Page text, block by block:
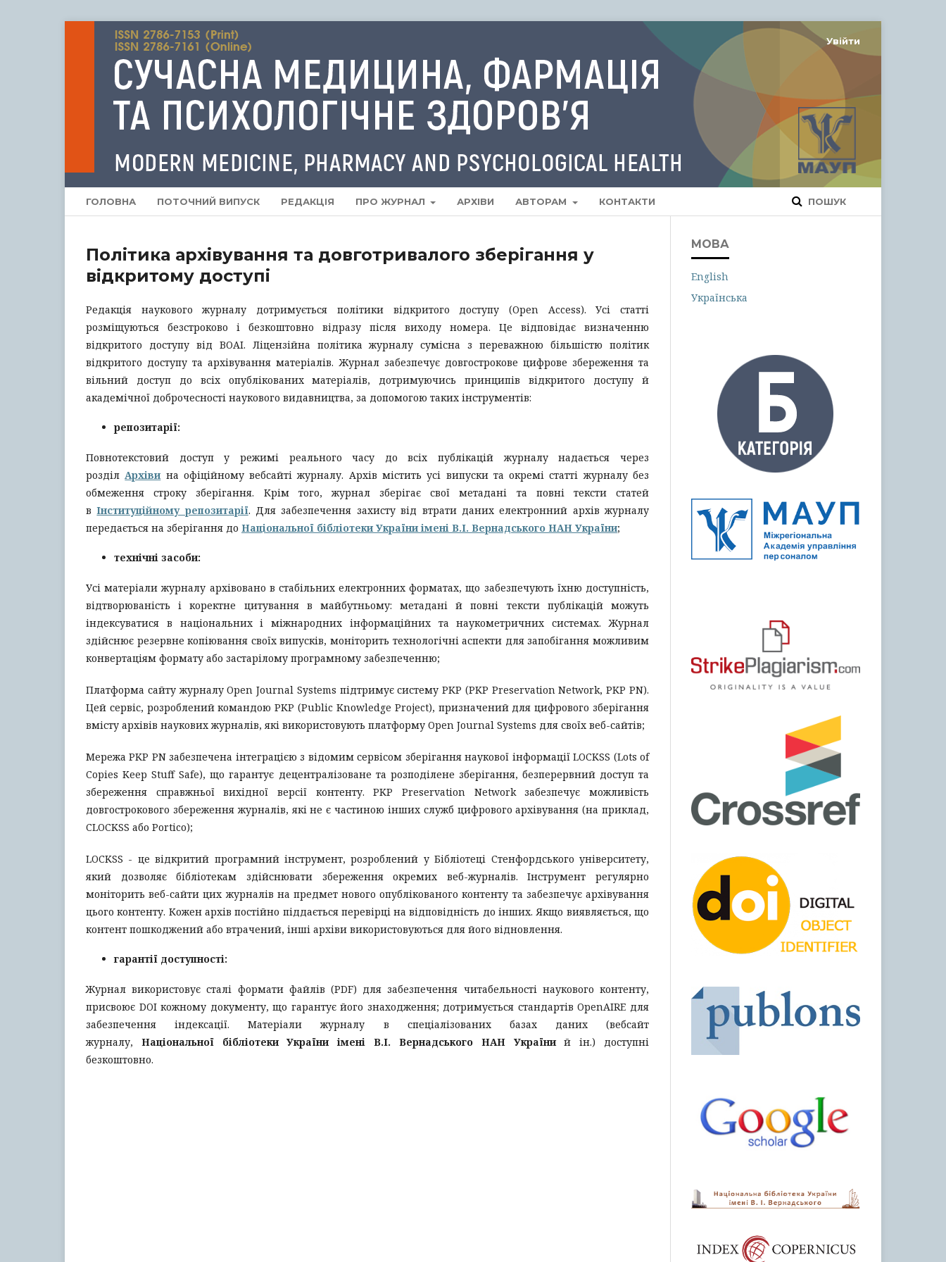
ГОЛОВНА ПОТОЧНИЙ ВИПУСК РЕДАКЦІЯ ПРО ЖУРНАЛ АРХІВИ АВТОРАМ КОНТАКТИ ПОШУК
Увійти
Політика архівування та довготривалого зберігання у
відкритому доступі
Редакція наукового журналу дотримується політики відкритого доступу (Open Access). Усі статті
розміщуються безстроково і безкоштовно відразу після виходу номера. Це відповідає визначенню
відкритого доступу від BOAI. Ліцензійна політика журналу сумісна з переважною більшістю політик
відкритого доступу та архівування матеріалів. Журнал забезпечує довгострокове цифрове збереження та
вільний доступ до всіх опублікованих матеріалів, дотримуючись принципів відкритого доступу й
академічної доброчесності наукового видавництва, за допомогою таких інструментів:
репозитарії:
Повнотекстовий доступ у режимі реального часу до всіх публікацій журналу надається через
розділАрхівина офіційному вебсайті журналу. Архів містить усі випуски та окремі статті журналу без
обмеження строку зберігання. Крім того, журнал зберігає свої метадані та повні тексти статей
вІнституційному репозитарії. Для забезпечення захисту від втрати даних електронний архів журналу
передається на зберігання до Національної бібліотеки України імені В.І. Вернадського НАН України;
технічні засоби:
Усі матеріали журналу архівовано в стабільних електронних форматах, що забезпечують їхню доступність,
відтворюваність і коректне цитування в майбутньому: метадані й повні тексти публікацій можуть
індексуватися в національних і міжнародних інформаційних та наукометричних системах. Журнал
здійснює резервне копіювання своїх випусків, моніторить технологічні аспекти для запобігання можливим
конвертаціям формату або застарілому програмному забезпеченню;
Платформа сайту журналу Open Journal Systems підтримує систему PKP (PKP Preservation Network, PKP PN).
Цей сервіс, розроблений командою PKP (Public Knowledge Project), призначений для цифрового зберігання
вмісту архівів наукових журналів, які використовують платформу Open Journal Systems для своїх веб-сайтів;
Мережа PKP PN забезпечена інтеграцією з відомим сервісом зберігання наукової інформації LOCKSS (Lots of
Copies Keep Stuff Safe), що гарантує децентралізоване та розподілене зберігання, безперервний доступ та
збереження справжньої вихідної версії контенту. PKP Preservation Network забезпечує можливість
довгострокового збереження журналів, які не є частиною інших служб цифрового архівування (на приклад,
CLOCKSS або Portico);
LOCKSS - це відкритий програмний інструмент, розроблений у Бібліотеці Стенфордського університету,
який дозволяє бібліотекам здійснювати збереження окремих веб-журналів. Інструмент регулярно
моніторить веб-сайти цих журналів на предмет нового опублікованого контенту та забезпечує архівування
цього контенту. Кожен архів постійно піддається перевірці на відповідність до інших. Якщо виявляється, що
контент пошкоджений або втрачений, інші архіви використовуються для його відновлення.
гарантії доступності:
Журнал використовує сталі формати файлів (PDF) для забезпечення читабельності наукового контенту,
присвоює DOI кожному документу, що гарантує його знаходження; дотримується стандартів OpenAIRE для
забезпечення індексації. Матеріали журналу в спеціалізованих базах даних (вебсайт
журналу, Національної бібліотеки України імені В.І. Вернадського НАН Україний ін.) доступні
безкоштовно.
МОВА
English
Українська